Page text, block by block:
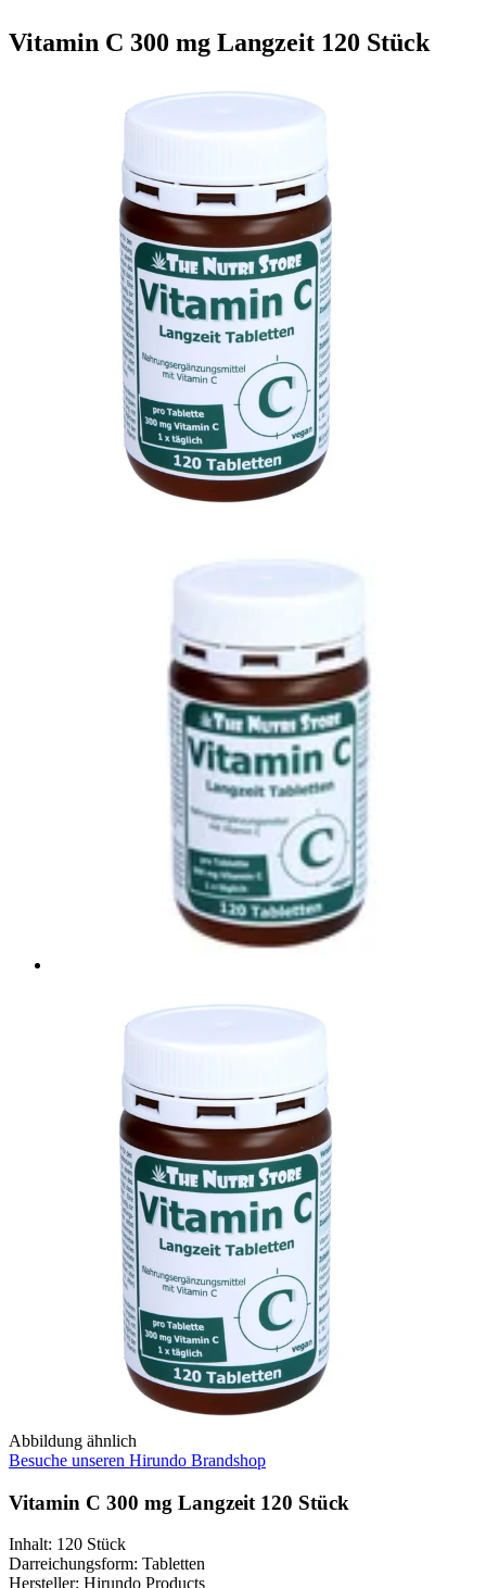
Vitamin C 300 mg Langzeit 120 Stück
Abbildung ähnlich
Besuche unseren Hirundo Brandshop
Vitamin C 300 mg Langzeit 120 Stück
Inhalt: 120 Stück
Darreichungsform: Tabletten
Hersteller: Hirundo Products